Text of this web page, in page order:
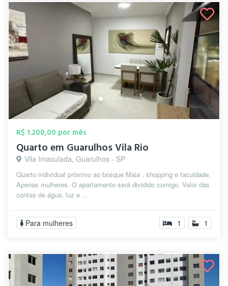
R$ 1.200,00 por mês
Quarto em Guarulhos Vila Rio
Vila Imaculada, Guarulhos - SP
Quarto individual próximo ao bosque Maia , shopping e faculdade.
Apenas mulheres. O apartamento será dividido comigo. Valor das
contas de água, luz e ...
Para mulheres 1 1